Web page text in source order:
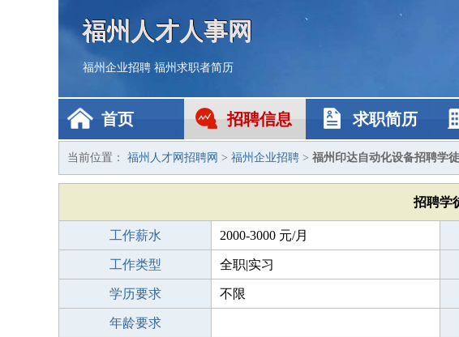
福州人才人事网
福州企业招聘 福州求职者简历
首页 招聘信息 求职简历
当前位置： 福州人才网招聘网 > 福州企业招聘 > 福州印达自动化设备招聘学徒
招聘学
工作薪水 2000-3000 元/月
工作类型 全职|实习
学历要求 不限
年龄要求